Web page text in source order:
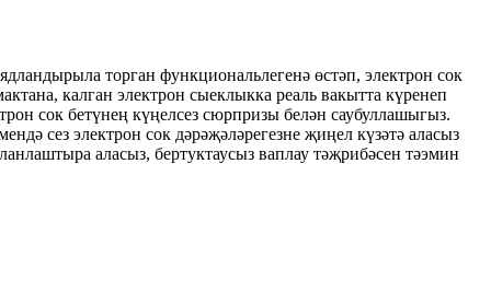
торган функциональлегенә өстәп, электрон сок
калган электрон сыеклыкка реаль вакытта күренеп
сок бетүнең күңелсез сюрпризы белән саубуллашыгыз.
сез электрон сок дәрәҗәләрегезне җиңел күзәтә аласыз
аласыз, бертуктаусыз ваплау тәҗрибәсен тәэмин